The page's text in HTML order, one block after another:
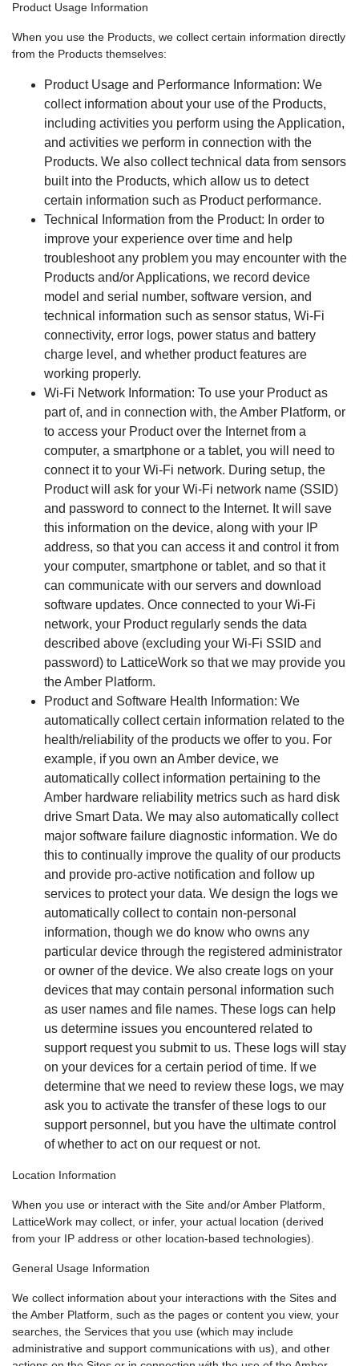
Product Usage Information
When you use the Products, we collect certain information directly
from the Products themselves:
Product Usage and Performance Information: We
collect information about your use of the Products,
including activities you perform using the Application,
and activities we perform in connection with the
Products. We also collect technical data from sensors
built into the Products, which allow us to detect
certain information such as Product performance.
Technical Information from the Product: In order to
improve your experience over time and help
troubleshoot any problem you may encounter with the
Products and/or Applications, we record device
model and serial number, software version, and
technical information such as sensor status, Wi-Fi
connectivity, error logs, power status and battery
charge level, and whether product features are
working properly.
Wi-Fi Network Information: To use your Product as
part of, and in connection with, the Amber Platform, or
to access your Product over the Internet from a
computer, a smartphone or a tablet, you will need to
connect it to your Wi-Fi network. During setup, the
Product will ask for your Wi-Fi network name (SSID)
and password to connect to the Internet. It will save
this information on the device, along with your IP
address, so that you can access it and control it from
your computer, smartphone or tablet, and so that it
can communicate with our servers and download
software updates. Once connected to your Wi-Fi
network, your Product regularly sends the data
described above (excluding your Wi-Fi SSID and
password) to LatticeWork so that we may provide you
the Amber Platform.
Product and Software Health Information: We
automatically collect certain information related to the
health/reliability of the products we offer to you. For
example, if you own an Amber device, we
automatically collect information pertaining to the
Amber hardware reliability metrics such as hard disk
drive Smart Data. We may also automatically collect
major software failure diagnostic information. We do
this to continually improve the quality of our products
and provide pro-active notification and follow up
services to protect your data. We design the logs we
automatically collect to contain non-personal
information, though we do know who owns any
particular device through the registered administrator
or owner of the device. We also create logs on your
devices that may contain personal information such
as user names and file names. These logs can help
us determine issues you encountered related to
support request you submit to us. These logs will stay
on your devices for a certain period of time. If we
determine that we need to review these logs, we may
ask you to activate the transfer of these logs to our
support personnel, but you have the ultimate control
of whether to act on our request or not.
Location Information
When you use or interact with the Site and/or Amber Platform,
LatticeWork may collect, or infer, your actual location (derived
from your IP address or other location-based technologies).
General Usage Information
We collect information about your interactions with the Sites and
the Amber Platform, such as the pages or content you view, your
searches, the Services that you use (which may include
administrative and support communications with us), and other